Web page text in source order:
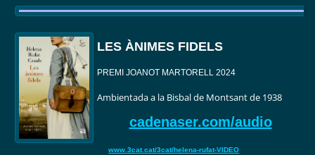
LES ÀNIMES FIDELS
PREMI JOANOT MARTORELL 2024
Ambientada a la Bisbal de Montsant de 1938
cadenaser.com/audio
www.3cat.cat/3cat/helena-rufat-VIDEO